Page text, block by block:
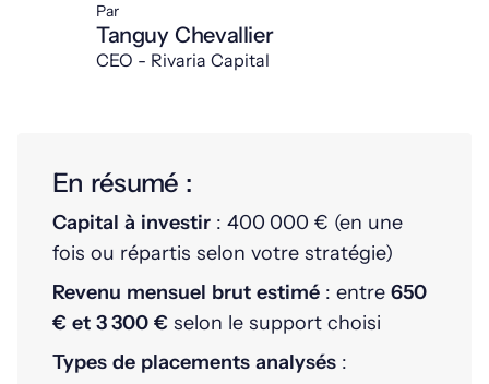
Par
Tanguy Chevallier
CEO - Rivaria Capital
En résumé :
Capital à investir : 400 000 € (en une
fois ou répartis selon votre stratégie)
Revenu mensuel brut estimé : entre 650
€ et 3 300 € selon le support choisi
Types de placements analysés :